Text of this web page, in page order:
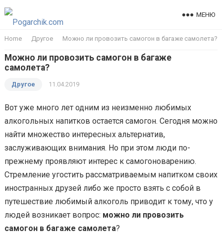
МЕНЮ
Home Другое Можно ли провозить самогон в багаже самолета?
Можно ли провозить самогон в багаже
самолета?
Другое 11.04.2019
Вот уже много лет одним из неизменно любимых
алкогольных напитков остается самогон. Сегодня можно
найти множество интересных альтернатив,
заслуживающих внимания. Но при этом люди по-
прежнему проявляют интерес к самогоноварению.
Стремление угостить рассматриваемым напитком своих
иностранных друзей либо же просто взять с собой в
путешествие любимый алкоголь приводит к тому, что у
людей возникает вопрос: можно ли провозить
самогон в багаже самолета?